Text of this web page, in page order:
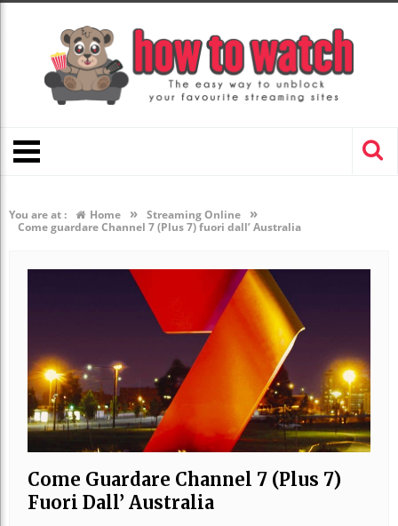
You are at : Home » Streaming Online »
Come guardare Channel 7 (Plus 7) fuori dall’ Australia
Come Guardare Channel 7 (Plus 7)
Fuori Dall’ Australia